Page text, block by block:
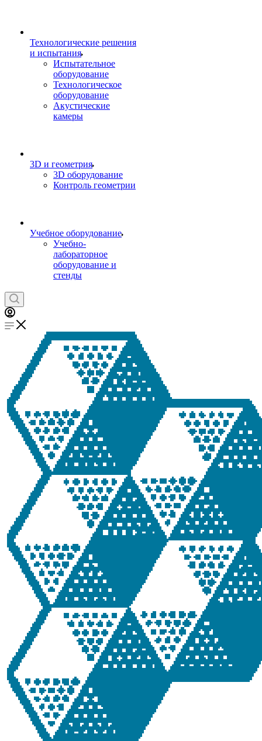
Технологические решения
и испытания
Испытательное
оборудование
Технологическое
оборудование
Акустические
камеры
3D и геометрия
3D оборудование
Контроль геометрии
Учебное оборудование
Учебно-
лабораторное
оборудование и
стенды